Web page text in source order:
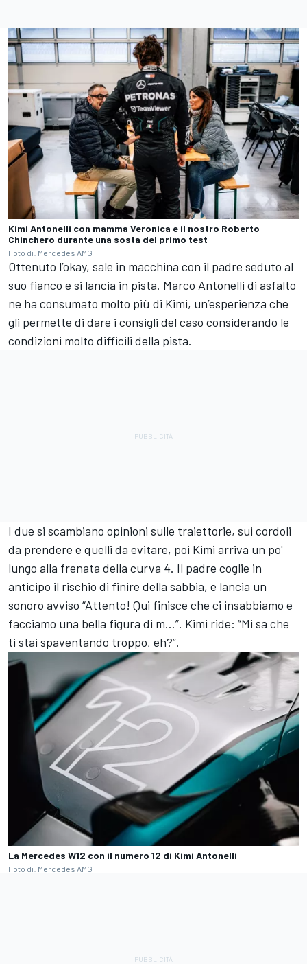
Kimi Antonelli con mamma Veronica e il nostro Roberto
Chinchero durante una sosta del primo test
Foto di: Mercedes AMG
Ottenuto l’okay, sale in macchina con il padre seduto al
suo fianco e si lancia in pista. Marco Antonelli di asfalto
ne ha consumato molto più di Kimi, un’esperienza che
gli permette di dare i consigli del caso considerando le
condizioni molto difficili della pista.
I due si scambiano opinioni sulle traiettorie, sui cordoli
da prendere e quelli da evitare, poi Kimi arriva un po'
lungo alla frenata della curva 4. Il padre coglie in
anticipo il rischio di finire della sabbia, e lancia un
sonoro avviso “Attento! Qui finisce che ci insabbiamo e
facciamo una bella figura di m…”. Kimi ride: “Mi sa che
ti stai spaventando troppo, eh?”.
La Mercedes W12 con il numero 12 di Kimi Antonelli
Foto di: Mercedes AMG